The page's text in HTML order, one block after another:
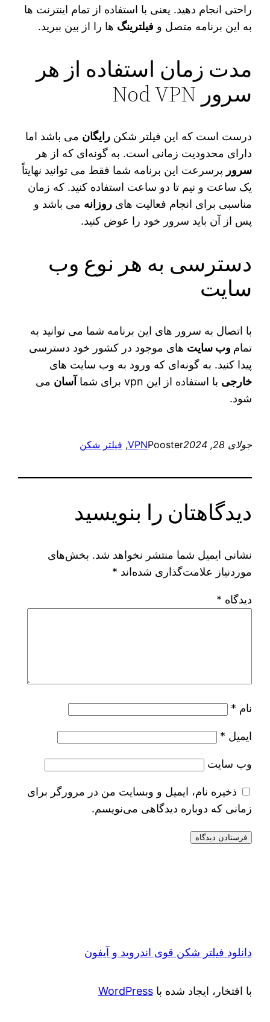
راحتی انجام دهید. یعنی با استفاده از تمام اینترنت‌ ها
به این برنامه متصل و فیلترینگ ها را از بین ببرید.
مدت زمان استفاده از هر
سرور Nod VPN
درست است که این فیلتر شکنرایگان می‌ باشد اما
دارای محدودیت زمانی است. به گونه‌ای که از هر
سرور پرسرعت این برنامه شما فقط می‌ توانید نهایتاً
یک ساعت و نیم تا دو ساعت استفاده کنید. که زمان
مناسبی برای انجام فعالیت‌ هایروزانه می‌ باشد و
پس از آن باید سرور خود را عوض کنید.
دسترسی به هر نوع وب
سایت
با اتصال به سرور های این برنامه شما می‌ توانید به
تمام وب سایت‌ های موجود در کشور خود دسترسی
پیدا کنید. به گونه‌ای که ورود به وب سایت‌ های
خارجی با استفاده از این vpn برای شما آسان می‌
شود.
جولای 28, 2024 Pooster
VPN
, فیلتر شکن
دیدگاهتان را بنویسید
نشانی ایمیل شما منتشر نخواهد شد. بخش‌های
موردنیاز علامت‌گذاری شده‌اند *
دیدگاه *
نام *
ایمیل *
وب‌ سایت
ذخیره نام، ایمیل و وبسایت من در مرورگر برای
زمانی که دوباره دیدگاهی می‌نویسم.
دانلود فیلتر شکن قوی اندروید و آیفون
با افتخار، ایجاد شده باWordPress